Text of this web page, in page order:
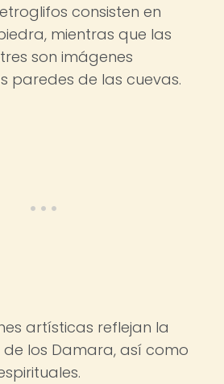
consisten en
mientras que las
son imágenes
paredes de las cuevas.
artísticas reflejan la
los Damara, así como